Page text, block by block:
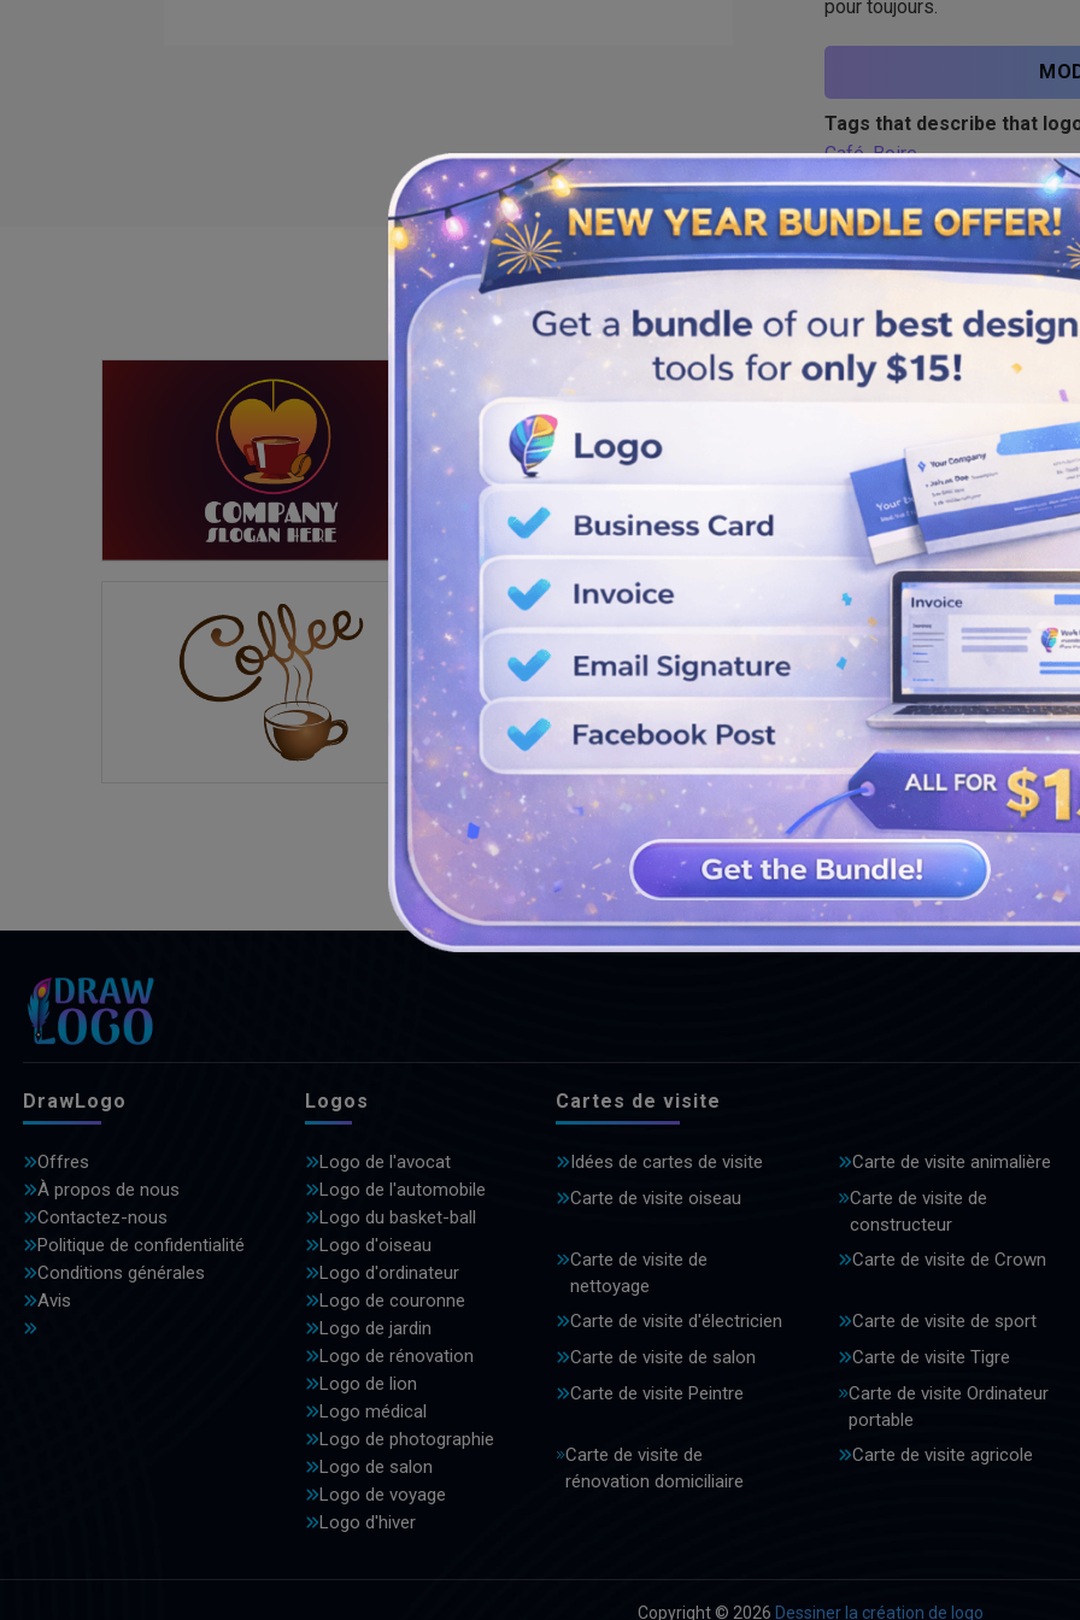
pour toujours.
Tags that describe that
Café ,Boire
Similar logos
VOIR PLUS DE CONCEPTIONS
DrawLogo
Offres
À propos de nous
Contactez-nous
Politique de confidentialité
Conditions générales
Avis
Logos
Logo de l'avocat
Logo de l'automobile
Logo du basket-ball
Logo d'oiseau
Logo d'ordinateur
Logo de couronne
Logo de jardin
Logo de rénovation
Logo de lion
Logo médical
Logo de photographie
Logo de salon
Logo de voyage
Logo d'hiver
Cartes de visite
Idées de cartes de visite
Carte de visite animalière
Carte de visite oiseau
Carte de visite de
constructeur
Carte de visite de
nettoyage
Carte de visite de Crown
Carte de visite d'électricien
Carte de visite de sport
Carte de visite de salon
Carte de visite Tigre
Carte de visite Peintre
Carte de visite Ordinateur
portable
Carte de visite de
rénovation domiciliaire
Carte de visite agricole
Copyright © 2026 Dessiner la création de logo